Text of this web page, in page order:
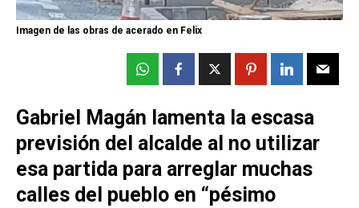
Imagen de las obras de acerado en Felix
Gabriel Magán lamenta la escasa
previsión del alcalde al no utilizar
esa partida para arreglar muchas
calles del pueblo en “pésimo